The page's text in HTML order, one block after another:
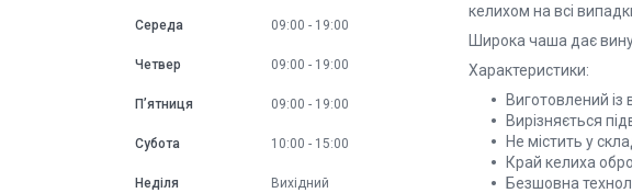
келихом на всі
Широка чаша дає
Характеристики:
Виготовлений із
Вирізняється
Не містить у
Край келиха
Безшовна
Середа 09:00 19:00
Четвер 09:00 19:00
Пʼятниця 09:00 19:00
Субота 10:00 15:00
Неділя Вихідний